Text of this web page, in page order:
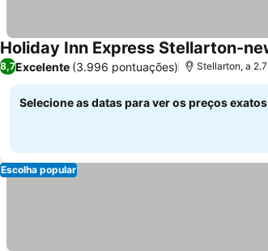
Holiday Inn Express Stellarton-
8,7Excelente (3.996 pontuações) Stellarton, a
Selecione as datas para ver os preços
Escolha popular